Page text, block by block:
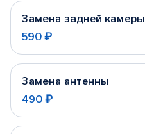
Замена задней камеры
590 ₽
Замена антенны
490 ₽